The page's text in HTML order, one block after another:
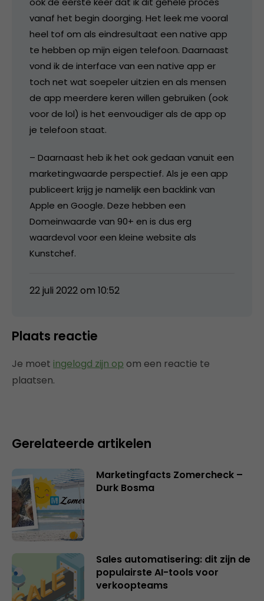
vanaf het begin doorging. Het leek me vooral
heel tof om als eindresultaat een native app
te hebben op mijn eigen telefoon. Daarnaast
vond ik de interface van een native app er
toch net wat soepeler uitzien en als mensen
de app meerdere keren willen gebruiken (ook
voor de lol) is het eenvoudiger als de app op
je telefoon staat.
– Daarnaast heb ik het ook gedaan vanuit een
marketingwaarde perspectief. Als je een app
publiceert krijg je namelijk een backlink van
Apple en Google. Deze hebben een
Domeinwaarde van 90+ en is dus erg
waardevol voor een kleine website als
Kunstchef.
22 juli 2022 om 10:52
Plaats reactie
Je moet ingelogd zijn op om een reactie te
plaatsen.
Gerelateerde artikelen
Marketingfacts Zomercheck –
Durk Bosma
Sales automatisering: dit zijn de
populairste AI-tools voor
verkoopteams